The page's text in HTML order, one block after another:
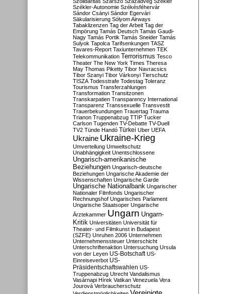
Székler-Autonomie Székésféhervár
Sándor Csányi Sándor Egervári
Säkularisierung Sólyom Airways
Tabaklizenzen Tag der Arbeit Tag der
Empörung Tamás Deutsch Tamás Gaudi-
Nagy Tamás Portik Tamás Sneider Tamás
Sulyok Tapolca Tarifsenkungen TASZ
Tavares-Report Taxiunternehmen TEK
Telekommunikation Terrorismus Tesco
Theater The New York Times Theresa
May Thomas Piketty Tibor Navracsics
Tibor Szanyi Tibor Várkonyi Tierschutz
TISZA Todesstrafe Todestag Toleranz
Tourismus Transferzahlungen
Transformation Transitzonen
Transkarpatien Transparency International
Transparenz Transsexuelle Transvestit
Trauerbekundungen Trauertag Trauma
Trianon Truppenabzug TTIP Tucker
Carlson Tugenden TV-Debatte TV-Duell
TV2 Tünde Handó Türkei Uber UEFA
Ukraine Ukraine-Krieg
Umverteilung Umweltschutz
Unabhängigkeit Unentschlossene
Ungarisch-amerikanische
Beziehungen Ungarisch-deutsche
Beziehungen Ungarische Akademie der
Wissenschaften Ungarische Garde
Ungarische Nationalbank Ungarischer
Nationaler Filmfonds Ungarischer
Rechnungshof Ungarisches Parlament
Ungarische Staatsoper Ungarische
Ärztekammer Ungarn Ungarn-
Kritik Universitäten Universität für
Theater- und Filmkunst in Budapest
(SZFE) Unruhen 2006 Unternehmen
Unternehmenssteuer Unterschicht
Unterschriftenaktion Untersuchung Ursula
von der Leyen US-Botschaft US-
Einreiseverbot US-
Präsidentschaftswahlen US-
Truppenabzug Utrecht Vandalismus
Vasárnapi Hírek Vatikan Venezuela Vera
Jourová Verbraucherschutz